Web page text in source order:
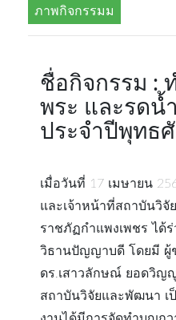
ภาพกิจกรรมม
ชื่อกิจกรรม :
พระ และรดน้
ประจำปีพุทธ
เมื่อวันที่ 17 เมษายน
และเจ้าหน้าที่สถาบันวิ
ราชภัฏกำแพงเพชร ได้
วิธานปัญญาบดี โดยมี ผู้
ดร.เสาวลักษณ์ ยอดวิญ
สถาบันวิจัยและพัฒนา เ